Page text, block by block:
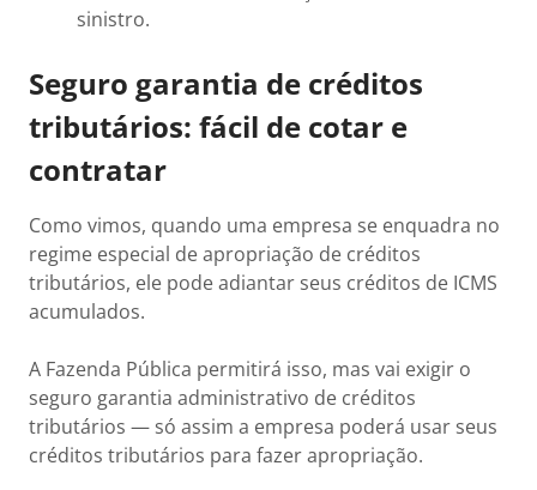
sinistro.
Seguro garantia de créditos
tributários: fácil de cotar e
contratar
Como vimos, quando uma empresa se enquadra no
regime especial de apropriação de créditos
tributários, ele pode adiantar seus créditos de ICMS
acumulados.
A Fazenda Pública permitirá isso, mas vai exigir o
seguro garantia administrativo de créditos
tributários — só assim a empresa poderá usar seus
créditos tributários para fazer apropriação.